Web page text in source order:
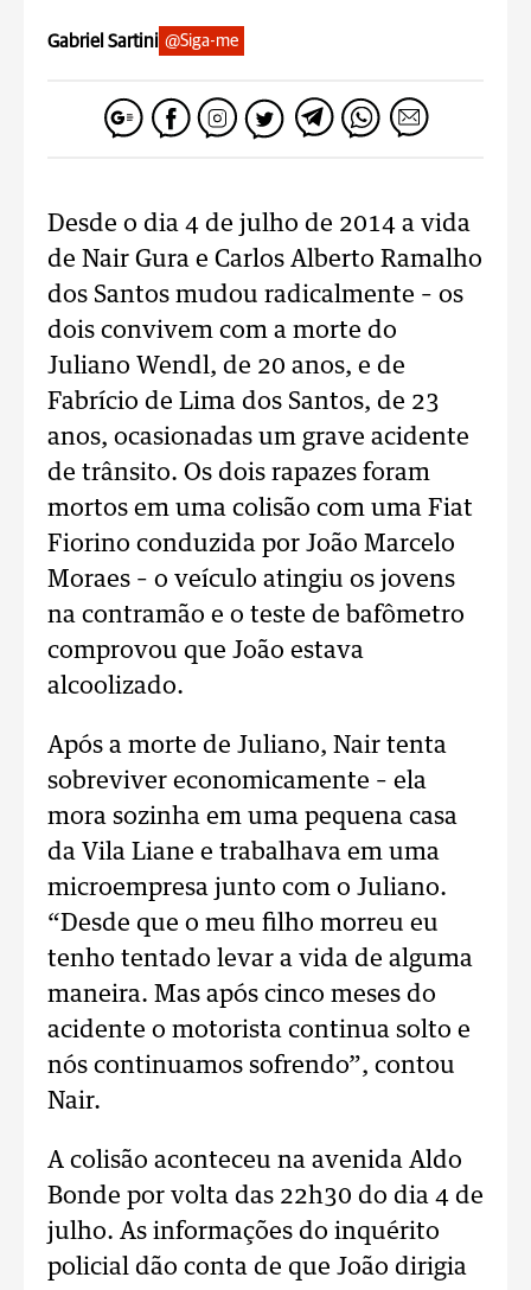
Gabriel Sartini @Siga-me
Desde o dia 4 de julho de 2014 a vida
de Nair Gura e Carlos Alberto Ramalho
dos Santos mudou radicalmente – os
dois convivem com a morte do
Juliano Wendl, de 20 anos, e de
Fabrício de Lima dos Santos, de 23
anos, ocasionadas um grave acidente
de trânsito. Os dois rapazes foram
mortos em uma colisão com uma Fiat
Fiorino conduzida por João Marcelo
Moraes – o veículo atingiu os jovens
na contramão e o teste de bafômetro
comprovou que João estava
alcoolizado.
Após a morte de Juliano, Nair tenta
sobreviver economicamente – ela
mora sozinha em uma pequena casa
da Vila Liane e trabalhava em uma
microempresa junto com o Juliano.
“Desde que o meu filho morreu eu
tenho tentado levar a vida de alguma
maneira. Mas após cinco meses do
acidente o motorista continua solto e
nós continuamos sofrendo”, contou
Nair.
A colisão aconteceu na avenida Aldo
Bonde por volta das 22h30 do dia 4 de
julho. As informações do inquérito
policial dão conta de que João dirigia